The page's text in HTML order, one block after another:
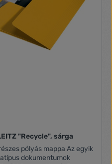
"Recycle", sárga
pólyás mappa Az egyik
dokumentumok